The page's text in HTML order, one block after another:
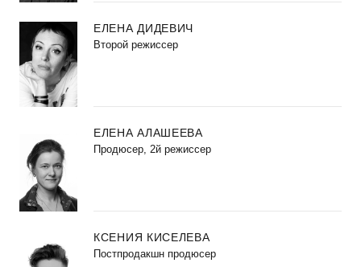
ЕЛЕНА ДИДЕВИЧ
Второй режиссер
ЕЛЕНА АЛАШЕЕВА
Продюсер, 2й режиссер
КСЕНИЯ КИСЕЛЕВА
Постпродакшн продюсер